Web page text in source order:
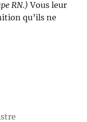
RN.) Vous leur
qu’ils ne